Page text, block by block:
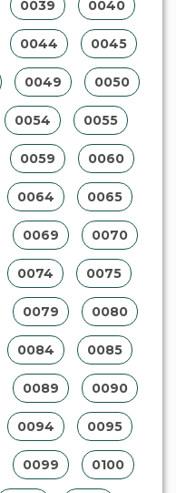
0039 0040
0044 0045
0049 0050
0054 0055
0059 0060
0064 0065
0069 0070
0074 0075
0079 0080
0084 0085
0089 0090
0094 0095
0099 0100